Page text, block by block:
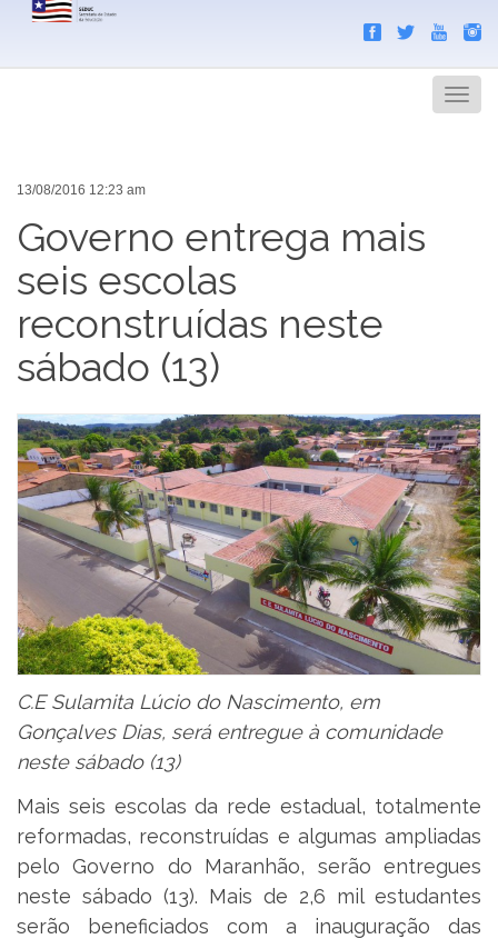
Menu
13/08/2016 12:23 am
Governo entrega mais
seis escolas
reconstruídas neste
sábado (13)
C.E Sulamita Lúcio do Nascimento, em
Gonçalves Dias, será entregue à comunidade
neste sábado (13)
Mais seis escolas da rede estadual, totalmente
reformadas, reconstruídas e algumas ampliadas
pelo Governo do Maranhão, serão entregues
neste sábado (13). Mais de 2,6 mil estudantes
serão beneficiados com a inauguração das